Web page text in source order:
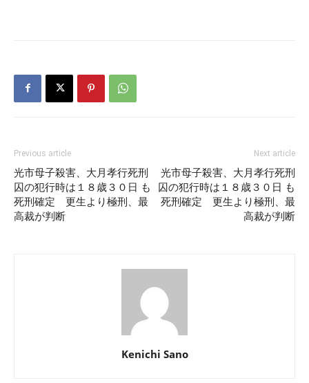
Previous article
光市母子殺害、大月孝行死刑
囚の犯行時は１８歳３０日 も
死刑確定 更生より極刑、最
高裁が判断
Next article
光市母子殺害、大月孝行死刑
囚の犯行時は１８歳３０日 も
死刑確定 更生より極刑、最
高裁が判断
Kenichi Sano